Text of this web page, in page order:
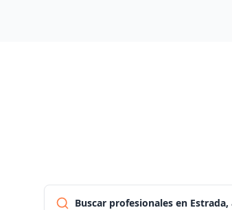
Buscar profesionales en Estrada,